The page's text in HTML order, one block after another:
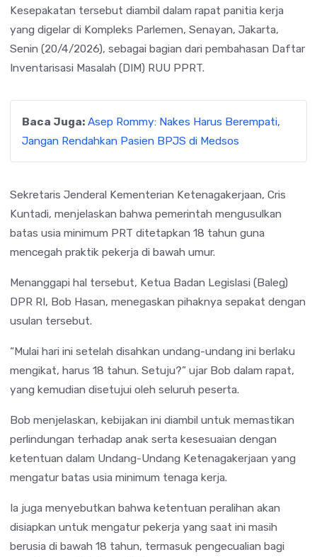
Kesepakatan tersebut diambil dalam rapat panitia kerja
yang digelar di Kompleks Parlemen, Senayan, Jakarta,
Senin (20/4/2026), sebagai bagian dari pembahasan Daftar
Inventarisasi Masalah (DIM) RUU PPRT.
Baca Juga: Asep Rommy: Nakes Harus Berempati,
Jangan Rendahkan Pasien BPJS di Medsos
Sekretaris Jenderal Kementerian Ketenagakerjaan, Cris
Kuntadi, menjelaskan bahwa pemerintah mengusulkan
batas usia minimum PRT ditetapkan 18 tahun guna
mencegah praktik pekerja di bawah umur.
Menanggapi hal tersebut, Ketua Badan Legislasi (Baleg)
DPR RI, Bob Hasan, menegaskan pihaknya sepakat dengan
usulan tersebut.
“Mulai hari ini setelah disahkan undang-undang ini berlaku
mengikat, harus 18 tahun. Setuju?” ujar Bob dalam rapat,
yang kemudian disetujui oleh seluruh peserta.
Bob menjelaskan, kebijakan ini diambil untuk memastikan
perlindungan terhadap anak serta kesesuaian dengan
ketentuan dalam Undang-Undang Ketenagakerjaan yang
mengatur batas usia minimum tenaga kerja.
Ia juga menyebutkan bahwa ketentuan peralihan akan
disiapkan untuk mengatur pekerja yang saat ini masih
berusia di bawah 18 tahun, termasuk pengecualian bagi